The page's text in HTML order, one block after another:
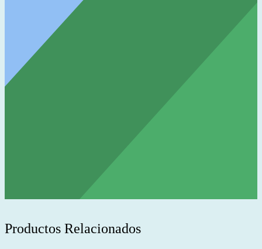
Productos Relacionados